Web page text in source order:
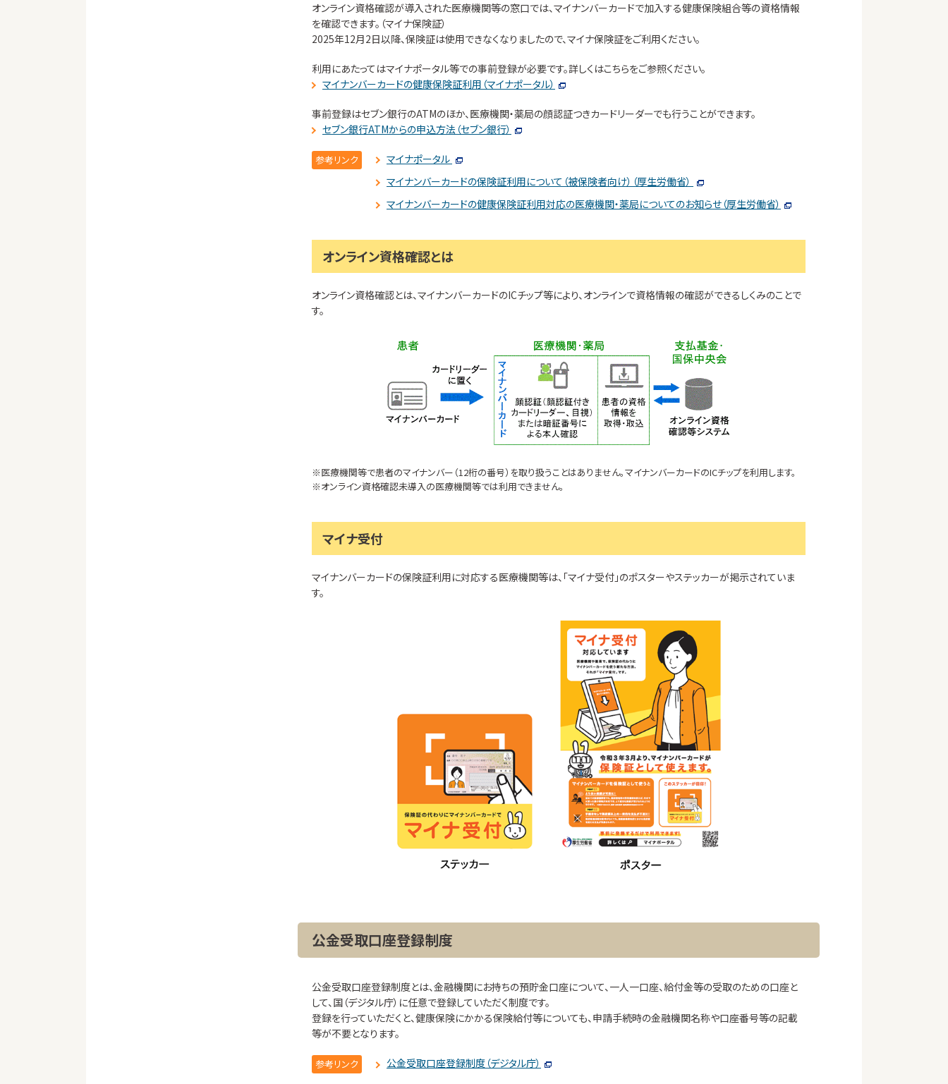
オンライン資格確認が導入された医療機関等の窓口では、マイナンバーカードで加入する健康保険組合等の資格情報
を確認できます。（マイナ保険証）
2025年12月2日以降、保険証は使用できなくなりましたので、マイナ保険証をご利用ください。
利用にあたってはマイナポータル等での事前登録が必要です。詳しくはこちらをご参照ください。
マイナンバーカードの健康保険証利用（マイナポータル）
事前登録はセブン銀行のATMのほか、医療機関・薬局の顔認証つきカードリーダーでも行うことができます。
セブン銀行ATMからの申込方法（セブン銀行）
参考リンク
マイナポータル
マイナンバーカードの保険証利用について（被保険者向け）（厚生労働省）
マイナンバーカードの健康保険証利用対応の医療機関・薬局についてのお知らせ（厚生労働省）
オンライン資格確認とは
オンライン資格確認とは、マイナンバーカードのICチップ等により、オンラインで資格情報の確認ができるしくみのことで
す。
※医療機関等で患者のマイナンバー（12桁の番号）を取り扱うことはありません。マイナンバーカードのICチップを利用します。
※オンライン資格確認未導入の医療機関等では利用できません。
マイナ受付
マイナンバーカードの保険証利用に対応する医療機関等は、「マイナ受付」のポスターやステッカーが掲示されていま
す。
公金受取口座登録制度
公金受取口座登録制度とは、金融機関にお持ちの預貯金口座について、一人一口座、給付金等の受取のための口座と
して、国（デジタル庁）に任意で登録していただく制度です。
登録を行っていただくと、健康保険にかかる保険給付等についても、申請手続時の金融機関名称や口座番号等の記載
等が不要となります。
参考リンク 公金受取口座登録制度（デジタル庁）